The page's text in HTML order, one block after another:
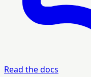
Read the docs